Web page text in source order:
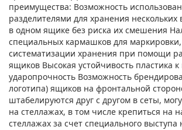
преимущества: Возможность
разделителями для хранения нескольких
в одном ящике без риска их смешения
специальных кармашков для
систематизации хранения при помощи
ящиков Высокая устойчивость пластика к
ударопрочность Возможность
логотипа) ящиков на фронтальной
штабелируются друг с другом в сеты,
на стеллажах, в том числе крепиться на
стеллажах за счет специального выступа